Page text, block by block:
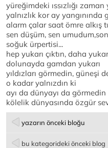
yüreğimdeki ıssızlığı
yalnızlık kor ay yangınında
alarm çalar saat ömre alkış
sen düşüm, sen umudum,son
soğuk ürpertisi...
hep yukarı çıktın, daha
dolunayda gamdan yukarı
yıldızları görmedin, güneşi
o kadar yalnızdın ki
ayı da dünyayı da görmedin
kölelik dünyasında özgür
yazarın önceki bloğu
bu kategorideki önceki blog